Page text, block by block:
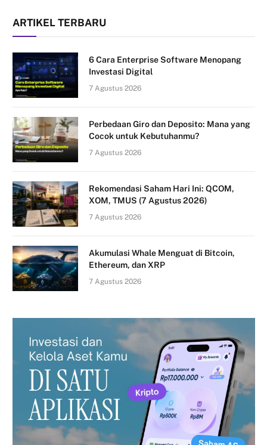
ARTIKEL TERBARU
6 Cara Enterprise Software Menopang
Investasi Digital
7 Agustus 2026
Perbedaan Giro dan Deposito: Mana yang
Cocok untuk Kebutuhanmu?
7 Agustus 2026
Rekomendasi Saham Hari Ini: QCOM,
XOM, TMUS (7 Agustus 2026)
7 Agustus 2026
Akumulasi Whale Menguat di Bitcoin,
Ethereum, dan XRP
7 Agustus 2026